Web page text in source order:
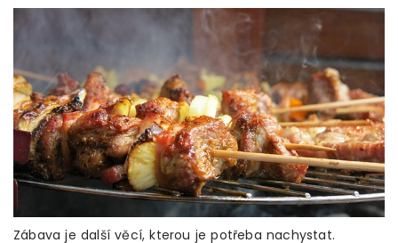
Zábava je další věcí, kterou je potřeba nachystat.